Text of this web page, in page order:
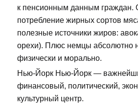
к пенсионным данным граждан.
потребление жирных сортов
полезные источники жиров:
орехи). Плюс немцы абсолютно
физически и морально.
Нью-Йорк Нью-Йорк —
финансовый, политический,
культурный центр.